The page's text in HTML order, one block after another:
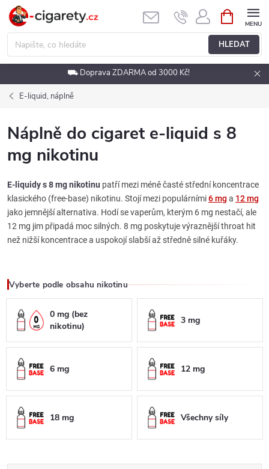
Přejít
obsah
HLEDAT
NÁKUPNÍ
KOŠÍK
⛟ Doprava ZDARMA od 3000 Kč!
E-liquid, náplně
Náplně do cigaret e-liquid s 8
mg nikotinu
E-liquidy s 8 mg nikotinu patří mezi méně časté střední koncentrace
klasického (free-base) nikotinu. Stojí mezi populárními6 mg a 12 mg
jako jemnější alternativa. Hodí se vaperům, kterým 6 mg nestačí, ale
12 mg jim připadá moc silných. 8 mg poskytuje výraznější throat hit
než nižší koncentrace a uspokojí slabší až středně silné kuřáky.
Vyberte podle obsahu nikotinu
0 mg (bez
nikotinu)
3 mg
6 mg 12 mg
18 mg Všechny síly